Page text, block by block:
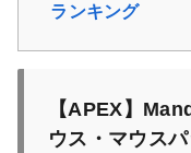
ランキング
【APEX】
ウス・マウス